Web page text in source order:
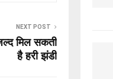
NEXT POST
मिल सकती
है हरी झंडी